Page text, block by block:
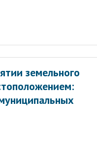
земельного